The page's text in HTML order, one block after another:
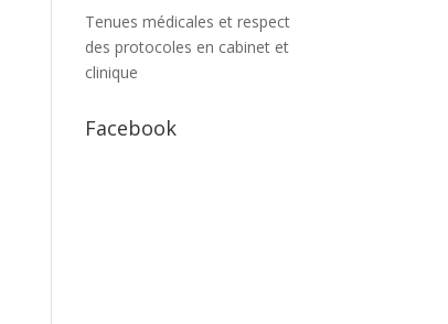
Tenues médicales et respect
des protocoles en cabinet et
clinique
Facebook